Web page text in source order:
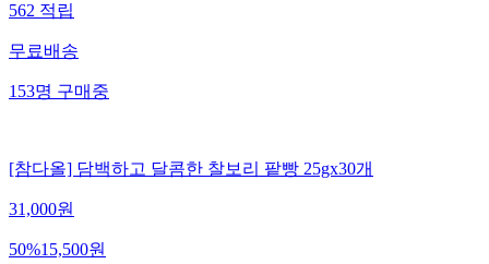
562적립
무료배송
153명구매중
[참다올] 담백하고 달콤한 찰보리 팥빵 25gx30개
31,000원
50%15,500원